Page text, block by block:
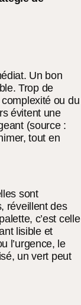
Un bon
Trop de
ou du
évitent une
(source :
tout en
sont
réveillent des
c’est celle
lisible et
l’urgence, le
un vert peut